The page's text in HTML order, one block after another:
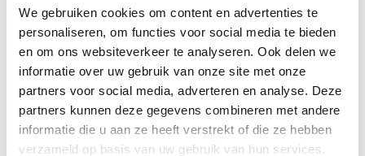
We gebruiken cookies om content en advertenties te
personaliseren, om functies voor social media te bieden
en om ons websiteverkeer te analyseren. Ook delen we
informatie over uw gebruik van onze site met onze
partners voor social media, adverteren en analyse. Deze
partners kunnen deze gegevens combineren met andere
informatie die u aan ze heeft verstrekt of die ze hebben
verzameld op basis van uw gebruik van hun services.
aan organisaties die met Rapasso cliënten
begeleiden. Dit certificaat wordt verkregen nadat
medewerkers een cursus en certificering hebben
doorlopen bij een erkend aanbieder van Rapasso.
Het certificaat toont aan dat de organisatie en haar
medewerkers voldoende kennis hebben van
Rapasso en het gebruik van elementaire functies.